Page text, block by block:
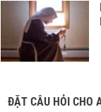
ĐẶT CÂU HỎI CHO